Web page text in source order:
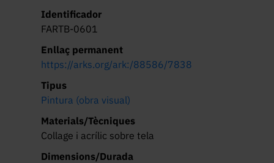
Identificador
FARTB-0601
Enllaç permanent
https://arks.org/ark:/88586/7838
Tipus
Pintura (obra visual)
Materials/Tècniques
Collage i acrílic sobre tela
Dimensions/Durada